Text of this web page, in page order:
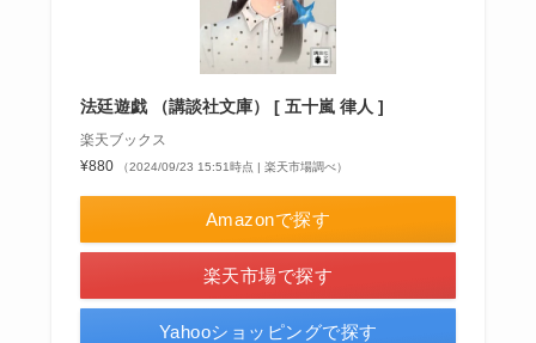
法廷遊戯 （講談社文庫） [ 五十嵐 律人 ]
楽天ブックス
¥880
（2024/09/23 15:51時点 | 楽天市場調べ）
Amazonで探す
楽天市場で探す
Yahooショッピングで探す